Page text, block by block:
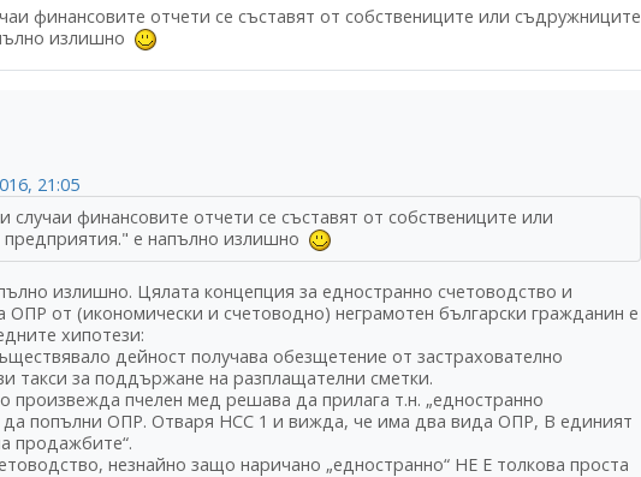
финансовите отчети се съставят от собствениците или съдружниците
излишно
21:05
случаи финансовите отчети се съставят от собствениците или
е напълно излишно
излишно. Цялата концепция за едностранно счетоводство и
ОПР от (икономически и счетоводно) неграмотен български гражданин е
хипотези:
дейност получава обезщетение от застрахователно
такси за поддържане на разплащателни сметки.
произвежда пчелен мед решава да прилага т.н. „едностранно
да попълни ОПР. Отваря НСС 1 и вижда, че има два вида ОПР, В единият
продажбите“.
незнайно защо наричано „едностранно“ НЕ Е толкова проста